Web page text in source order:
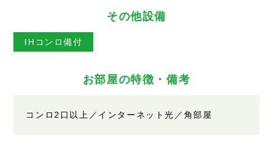
その他設備
IHコンロ備付
お部屋の特徴・備考
コンロ2口以上／インターネット光／角部屋